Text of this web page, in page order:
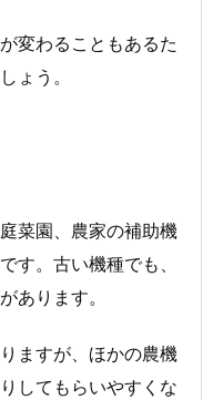
変わることもあるた
ょう。
菜園、農家の補助機
す。古い機種でも、
あります。
ますが、ほかの農機
してもらいやすくな